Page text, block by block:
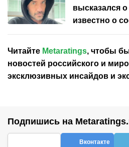
высказался
известно о
Читайте Metaratings, чтобы
новостей российского и
эксклюзивных инсайдов и
Подпишись на
Вконтакте